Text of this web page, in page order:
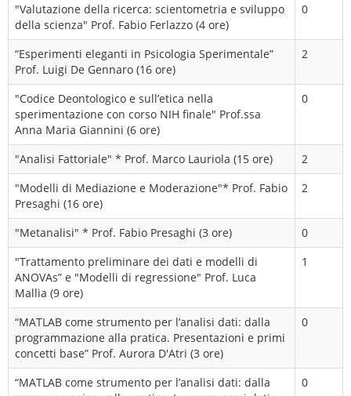
"Valutazione della ricerca: scientometria e sviluppo
della scienza" Prof. Fabio Ferlazzo (4 ore)
0
“Esperimenti eleganti in Psicologia Sperimentale”
Prof. Luigi De Gennaro (16 ore)
2
"Codice Deontologico e sull’etica nella
sperimentazione con corso NIH finale" Prof.ssa
Anna Maria Giannini (6 ore)
0
"Analisi Fattoriale" * Prof. Marco Lauriola (15 ore)
2
"Modelli di Mediazione e Moderazione"* Prof. Fabio
Presaghi (16 ore)
2
"Metanalisi" * Prof. Fabio Presaghi (3 ore)
0
"Trattamento preliminare dei dati e modelli di
ANOVAs” e "Modelli di regressione" Prof. Luca
Mallia (9 ore)
1
“MATLAB come strumento per l’analisi dati: dalla
programmazione alla pratica. Presentazioni e primi
concetti base” Prof. Aurora D'Atri (3 ore)
0
“MATLAB come strumento per l’analisi dati: dalla
0